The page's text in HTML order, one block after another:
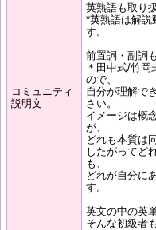
コミュニティ
説明文
英熟語も取り
*英熟語は解説
す。
前置詞・副詞
＊田中式/竹
ので、
自分が理解で
さい。
イメージは概
が、
どれも本質は
したがってど
も、
どれが自分に
す。
英文の中の英
そんな初級者